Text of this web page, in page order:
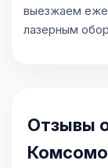
выезжаем
лазерным
Отзывы